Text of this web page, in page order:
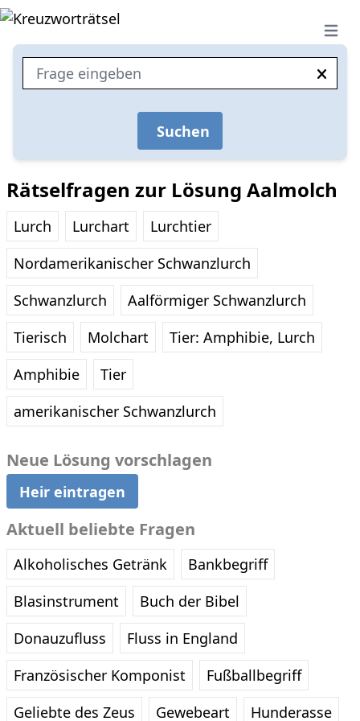
Open
Suchen
Rätselfragen zur Lösung Aalmolch
Lurch Lurchart
Lurchtier
Nordamerikanischer Schwanzlurch
Schwanzlurch
Aalförmiger Schwanzlurch
Tierisch
Molchart
Tier: Amphibie, Lurch
Amphibie
Tier
amerikanischer Schwanzlurch
Neue Lösung vorschlagen
Heir eintragen
Aktuell beliebte Fragen
Alkoholisches Getränk
Bankbegriff
Blasinstrument
Buch der Bibel
Donauzufluss
Fluss in England
Französischer Komponist
Fußballbegriff
Geliebte des Zeus
Gewebeart Hunderasse